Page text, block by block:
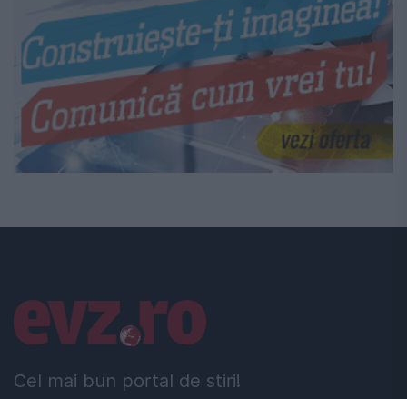
Cel mai bun portal de stiri!
Linkuri utile